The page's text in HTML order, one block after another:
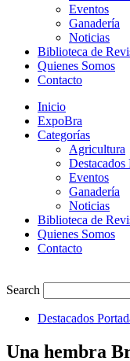
Eventos
Ganadería
Noticias
Biblioteca de
Quienes Somos
Contacto
Inicio
ExpoBra
Categorías
Agricultura
Destacados
Eventos
Ganadería
Noticias
Biblioteca de
Quienes Somos
Contacto
Search
Destacados
Una hembra